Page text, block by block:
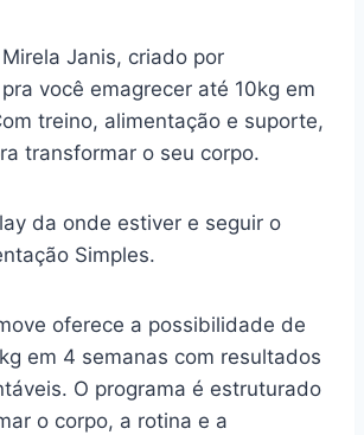
Janis, criado por
você emagrecer até 10kg em
treino, alimentação e suporte,
transformar o seu corpo.
da onde estiver e seguir o
Simples.
oferece a possibilidade de
em 4 semanas com resultados
O programa é estruturado
o corpo, a rotina e a